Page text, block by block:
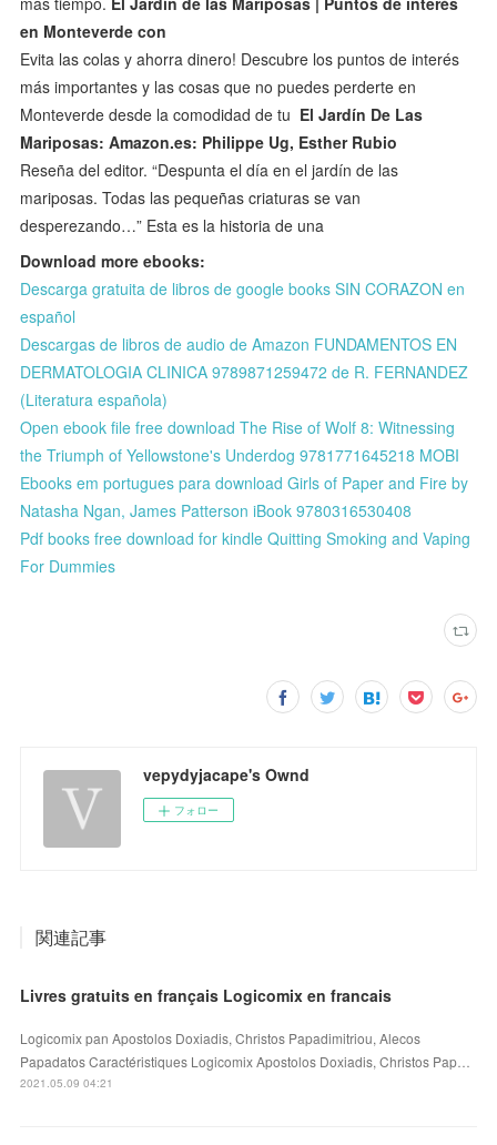
en Monteverde con
Evita las colas y ahorra dinero! Descubre los puntos de interés
más importantes y las cosas que no puedes perderte en
Monteverde desde la comodidad de tu El Jardín De Las
Mariposas: Amazon.es: Philippe Ug, Esther Rubio
Reseña del editor. “Despunta el día en el jardín de las
mariposas. Todas las pequeñas criaturas se van
desperezando…” Esta es la historia de una
Download more ebooks:
Descarga gratuita de libros de google books SIN CORAZON en
español
Descargas de libros de audio de Amazon FUNDAMENTOS EN
DERMATOLOGIA CLINICA 9789871259472 de R. FERNANDEZ
(Literatura española)
Open ebook file free download The Rise of Wolf 8: Witnessing
the Triumph of Yellowstone's Underdog 9781771645218 MOBI
Ebooks em portugues para download Girls of Paper and Fire by
Natasha Ngan, James Patterson iBook 9780316530408
Pdf books free download for kindle Quitting Smoking and Vaping
For Dummies
vepydyjacape's Ownd
フォロー
関連記事
Livres gratuits en français Logicomix en francais
Logicomix pan Apostolos Doxiadis, Christos Papadimitriou, Alecos
Papadatos Caractéristiques Logicomix Apostolos Doxiadis, Christos Pap…
2021.05.09 04:21